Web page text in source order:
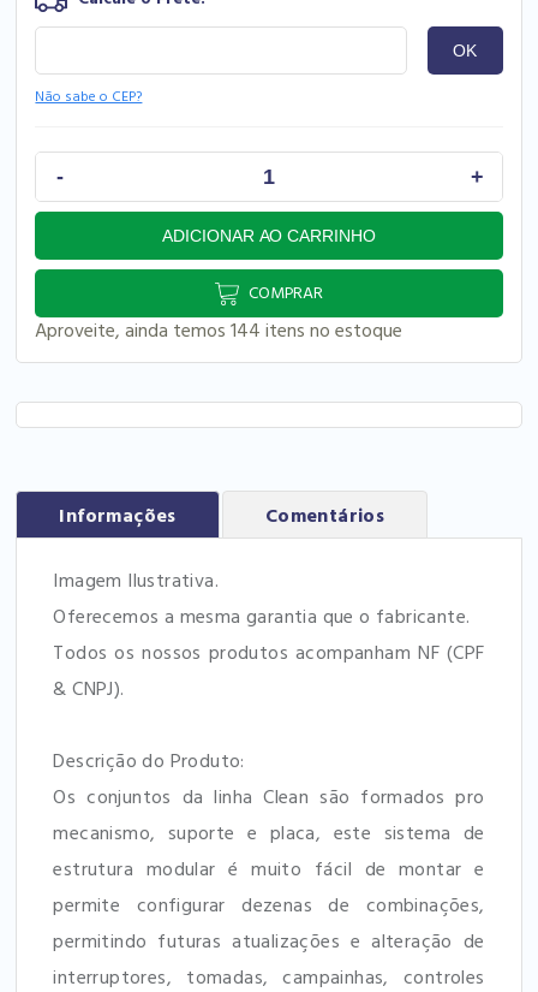
Não sabe o CEP?
COMPRAR
Aproveite, ainda temos 144 itens no estoque
Informações Comentários
Imagem Ilustrativa.
Oferecemos a mesma garantia que o fabricante.
Todos os nossos produtos acompanham NF (CPF
& CNPJ).
Descrição do Produto:
Os conjuntos da linha Clean são formados pro
mecanismo, suporte e placa, este sistema de
estrutura modular é muito fácil de montar e
permite configurar dezenas de combinações,
permitindo futuras atualizações e alteração de
interruptores, tomadas, campainhas, controles